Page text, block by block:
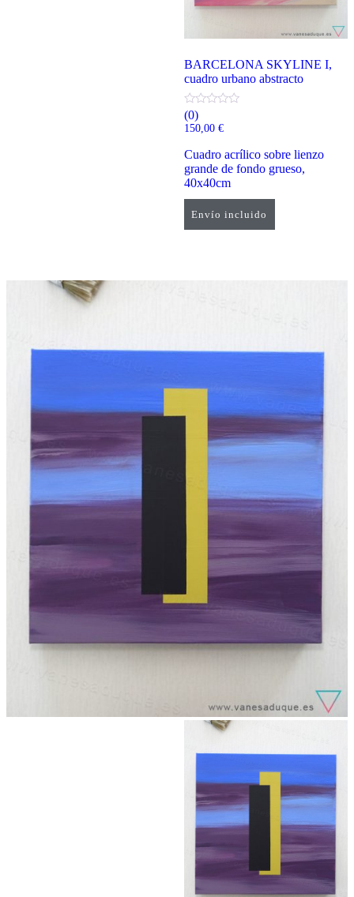
Envío incluido
BARCELONA SKYLINE I,
cuadro urbano abstracto
(0)
150,00 €
Cuadro acrílico sobre lienzo
grande de fondo grueso,
40x40cm